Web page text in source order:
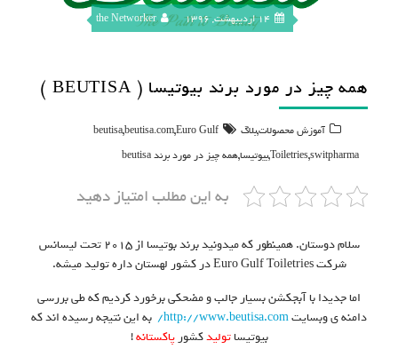
14 اردیبهشت, 1396 the Networker
همه چیز در مورد برند بیوتیسا ( BEUTISA )
آموزش محصولات,بلاگ beutisa,beutisa.com,Euro Gulf
Toiletries,switpharma
,بیوتیسا,همه چیز در مورد برند beutisa
به این مطلب امتیاز دهید
سلام دوستان. همینطور که میدونید برند بوتیسا از ۲۰۱۵ تحت لیسانس
شرکت Euro Gulf Toiletries در کشور لهستان داره تولید میشه.
اما جدیدا با آبجکشن بسیار جالب و مضحکی برخورد کردیم که طی بررسی
دامنه ی وبسایتhttp://www.beutisa.com/
به این نتیجه رسیده اند که
بیوتیساتولیدکشورپاکستانه!